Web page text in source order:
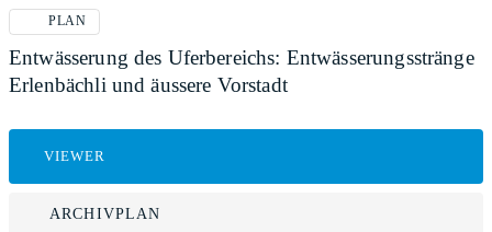
PLAN
Entwässerung des Uferbereichs: Entwässerungsstränge
Erlenbächli und äussere Vorstadt
VIEWER
ARCHIVPLAN